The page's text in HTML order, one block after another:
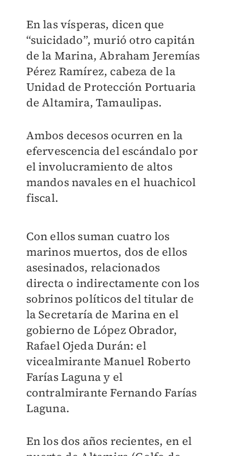
En las vísperas, dicen que
“suicidado”, murió otro capitán
de la Marina, Abraham Jeremías
Pérez Ramírez, cabeza de la
Unidad de Protección Portuaria
de Altamira, Tamaulipas.
Ambos decesos ocurren en la
efervescencia del escándalo por
el involucramiento de altos
mandos navales en el huachicol
fiscal.
Con ellos suman cuatro los
marinos muertos, dos de ellos
asesinados, relacionados
directa o indirectamente con los
sobrinos políticos del titular de
la Secretaría de Marina en el
gobierno de López Obrador,
Rafael Ojeda Durán: el
vicealmirante Manuel Roberto
Farías Laguna y el
contralmirante Fernando Farías
Laguna.
En los dos años recientes, en el